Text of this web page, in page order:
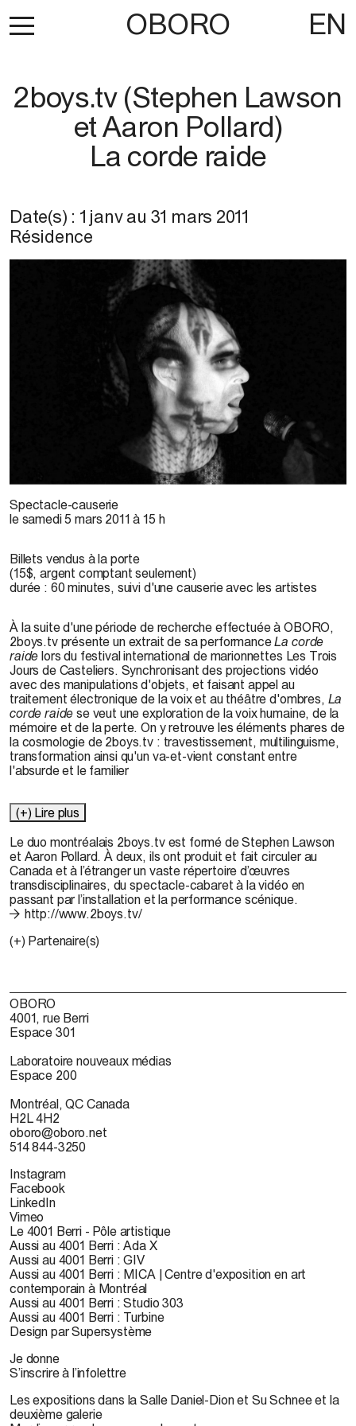
OBORO EN
2boys.tv (Stephen Lawson
et Aaron Pollard)
La corde raide
Date(s) : 1 janvau 31 mars 2011
Résidence
Spectacle-causerie
le samedi 5 mars 2011 à 15 h
Billets vendus à la porte
(15$, argent comptant seulement)
durée : 60 minutes, suivi d'une causerie avec les artistes
À la suite d'une période de recherche effectuée à OBORO,
2boys.tv présente un extrait de sa performanceLa corde
raide lors du festival international de marionnettes Les Trois
Jours de Casteliers. Synchronisant des projections vidéo
avec des manipulations d'objets, et faisant appel au
traitement électronique de la voix et au théâtre d'ombres, La
corde raide se veut une exploration de la voix humaine, de la
mémoire et de la perte. On y retrouve les éléments phares de
la cosmologie de 2boys.tv : travestissement, multilinguisme,
transformation ainsi qu'un va-et-vient constant entre
l'absurde et le familier
(+) Lire plus
Le duo montréalais 2boys.tvest formé de Stephen Lawson
et Aaron Pollard. À deux, ils ont produit et fait circuler au
Canada et à l’étranger un vaste répertoire d’œuvres
transdisciplinaires, du spectacle-cabaret à la vidéo en
passant par l’installation et la performance scénique.
http://www.2boys.tv/
(+) Partenaire(s)
OBORO
4001, rue Berri
Espace 301
Laboratoire nouveaux médias
Espace 200
Montréal, QC Canada
H2L 4H2
oboro@oboro.net
514 844-3250
Instagram
Facebook
LinkedIn
Vimeo
Le 4001 Berri - Pôle artistique
Aussi au 4001 Berri : Ada X
Aussi au 4001 Berri : GIV
Aussi au 4001 Berri : MICA | Centre d'exposition en art
contemporain à Montréal
Aussi au 4001 Berri : Studio 303
Aussi au 4001 Berri : Turbine
Design par Supersystème
Je donne
S’inscrire à l’infolettre
Les expositions dans la Salle Daniel-Dion et Su Schnee et la
deuxième galerie